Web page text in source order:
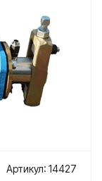
Артикул: 14427